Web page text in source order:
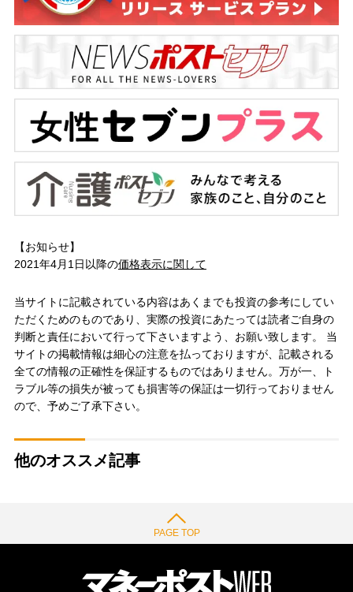
【お知らせ】
2021年4月1日以降の価格表示に関して
当サイトに記載されている内容はあくまでも投資の参考にしてい
ただくためのものであり、実際の投資にあたっては読者ご自身の
判断と責任において行って下さいますよう、お願い致します。 当
サイトの掲載情報は細心の注意を払っておりますが、記載される
全ての情報の正確性を保証するものではありません。万が一、ト
ラブル等の損失が被っても損害等の保証は一切行っておりません
ので、予めご了承下さい。
他のオススメ記事
PAGE TOP